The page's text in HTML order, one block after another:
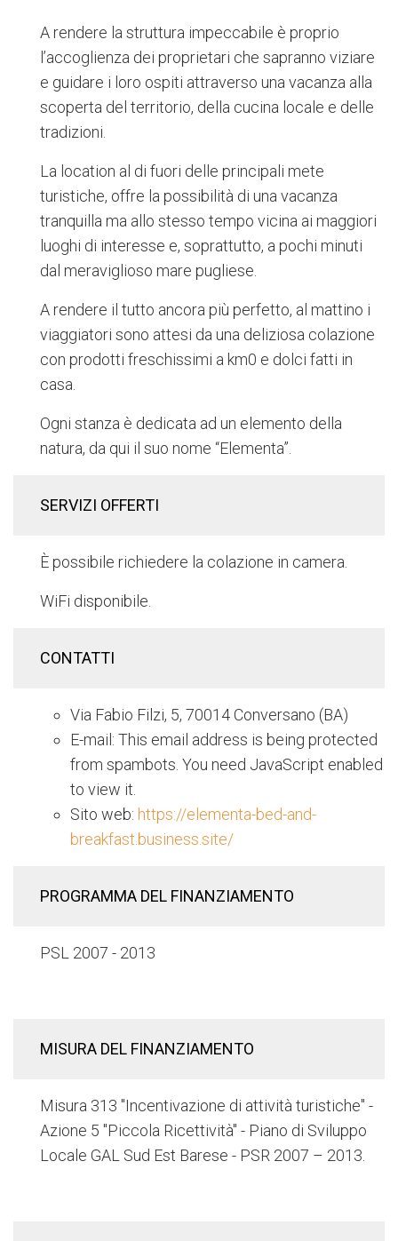
A rendere la struttura impeccabile è proprio
l’accoglienza dei proprietari che sapranno viziare
e guidare i loro ospiti attraverso una vacanza alla
scoperta del territorio, della cucina locale e delle
tradizioni.
La location al di fuori delle principali mete
turistiche, offre la possibilità di una vacanza
tranquilla ma allo stesso tempo vicina ai maggiori
luoghi di interesse e, soprattutto, a pochi minuti
dal meraviglioso mare pugliese.
A rendere il tutto ancora più perfetto, al mattino i
viaggiatori sono attesi da una deliziosa colazione
con prodotti freschissimi a km0 e dolci fatti in
casa.
Ogni stanza è dedicata ad un elemento della
natura, da qui il suo nome “Elementa”.
SERVIZI OFFERTI
È possibile richiedere la colazione in camera.
WiFi disponibile.
CONTATTI
Via Fabio Filzi, 5, 70014 Conversano (BA)
E-mail: This email address is being protected
from spambots. You need JavaScript enabled
to view it.
Sito web: https://elementa-bed-and-
breakfast.business.site/
PROGRAMMA DEL FINANZIAMENTO
PSL 2007 - 2013
MISURA DEL FINANZIAMENTO
Misura 313 "Incentivazione di attività turistiche" -
Azione 5 "Piccola Ricettività" - Piano di Sviluppo
Locale GAL Sud Est Barese - PSR 2007 – 2013.